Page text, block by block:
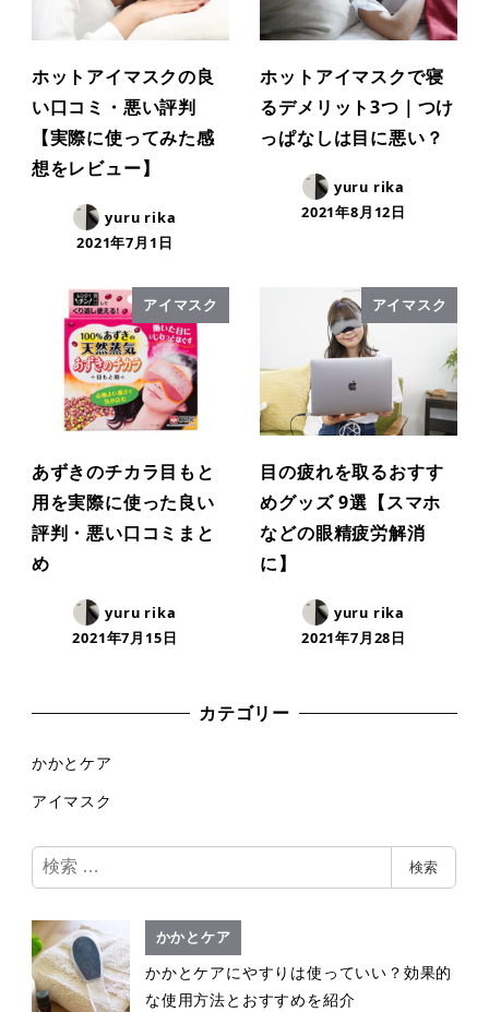
ホットアイマスクの良
い口コミ・悪い評判
【実際に使ってみた感
想をレビュー】
yuru rika
2021年7月1日
ホットアイマスクで寝
るデメリット3つ｜つけ
っぱなしは目に悪い？
yuru rika
2021年8月12日
アイマスク
あずきのチカラ目もと
用を実際に使った良い
評判・悪い口コミまと
め
yuru rika
2021年7月15日
アイマスク
目の疲れを取るおすす
めグッズ 9選【スマホ
などの眼精疲労解消
に】
yuru rika
2021年7月28日
カテゴリー
かかとケア
アイマスク
検
索
検索
かかとケア
かかとケアにやすりは使っていい？効果的
な使用方法とおすすめを紹介